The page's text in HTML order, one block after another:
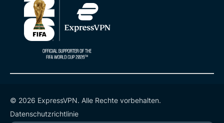
© 2026 ExpressVPN. Alle Rechte vorbehalten.
Datenschutzrichtlinie